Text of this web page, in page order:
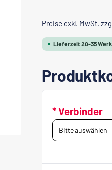
Preise exkl. MwSt.
Lieferzeit 20-35
* Verbinder